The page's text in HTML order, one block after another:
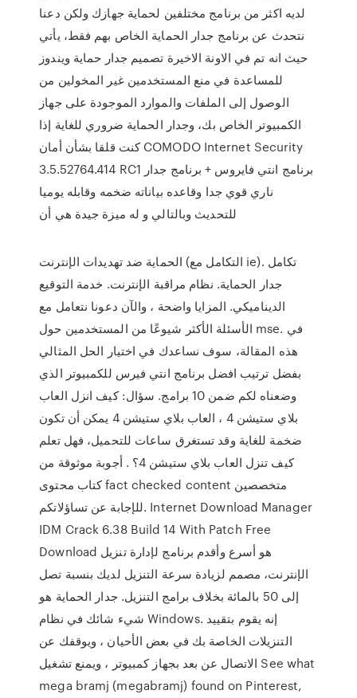
لديه اكثر من برنامج مختلفين لحماية جهازك ولكن دعنا
نتحدث عن برنامج جدار الحماية الخاص بهم فقط، يأتي
حيث انه تم في الاونة الاخيرة تصميم جدار حماية ويندوز
للمساعدة في منع المستخدمين غير المخولين من
الوصول إلى الملفات والموارد الموجودة على جهاز
الكمبيوتر الخاص بك، وجدار الحماية ضروري للغاية إذا
كنت قلقا بشأن أمان COMODO Internet Security
3.5.52764.414 RC1 برنامج انتي فايروس + برنامج جدار
ناري قوي جدا وقاعده بياناته ضخمه وقابله يوميا
للتحديث وبالتالي و له ميزة جيدة هي أن
الحماية ضد تهديدات الإنترنت (التكامل مع ie). تكامل
جدار الحماية. نظام مراقبة الإنترنت. خدمة التوقيع
الديناميكي. المزايا واضحة ، والآن دعونا نتعامل مع
الأسئلة الأكثر شيوعًا من المستخدمين حول mse. في
هذه المقالة، سوف نساعدك في اختيار الحل المثالي
بفضل ترتيب افضل برنامج انتي فيرس للكمبيوتر الذي
وضعناه لكم ضمن 10 برامج. سؤال: كيف انزل العاب
بلاي ستيشن 4 ، العاب بلاي ستيشن 4 يمكن أن تكون
ضخمة للغاية وقد تستغرق ساعات للتحميل، فهل تعلم
كيف تنزل العاب بلاي ستيشن 4؟ . أجوبة موثوقة من
كتاب محتوى fact checked content متخصصين
للإجابة عن تساؤلاتكم. Internet Download Manager
IDM Crack 6.38 Build 14 With Patch Free
Download هو أسرع وأقدم برنامج لإدارة تنزيل
الإنترنت، مصمم لزيادة سرعة التنزيل لديك بنسبة تصل
إلى 50 بالمائة بخلاف برامج التنزيل. جدار الحماية هو
شيء شائك في نظام Windows. إنه يقوم بتقييد
التنزيلات الخاصة بك في بعض الأحيان ، ويوقفك عن
الاتصال عن بعد بجهاز كمبيوتر ، ويمنع تشغيل See what
mega bramj (megabramj) found on Pinterest,